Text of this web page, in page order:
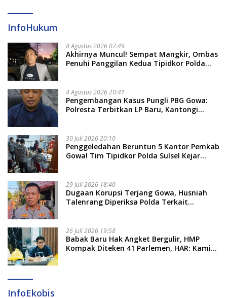
InfoHukum
8 Agustus 2026 07:49
Akhirnya Muncul! Sempat Mangkir, Ombas
Penuhi Panggilan Kedua Tipidkor Polda
4 Agustus 2026 20:41
Pengembangan Kasus Pungli PBG Gowa:
Polresta Terbitkan LP Baru, Kantongi
30 Juli 2026 20:10
Penggeledahan Beruntun 5 Kantor Pemkab
Gowa! Tim Tipidkor Polda Sulsel Kejar
29 Juli 2026 18:40
Dugaan Korupsi Terjang Gowa, Husniah
Talenrang Diperiksa Polda Terkait
26 Juli 2026 19:58
​Babak Baru Hak Angket Bergulir, HMP
Kompak Diteken 41 Parlemen, HAR: Kami
InfoEkobis